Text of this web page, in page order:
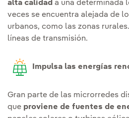
alta calidad a una determinada
veces se encuentra alejada de
urbanos, como las zonas
líneas de transmisión.
Impulsa las energías
Gran parte de las microrredes
que proviene de fuentes de